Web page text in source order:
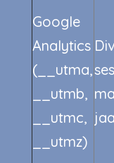
Google
Analytics
(__utma,
__utmb,
__utmc,
__utmz)